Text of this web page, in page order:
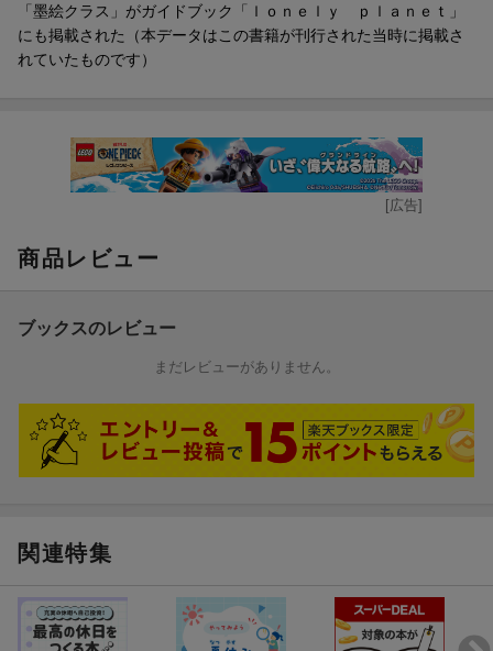
≪著者プロフィール≫
■著者：ほんくん
ンクンのネコ」シリーズは、全国の書店でオリジナルグッズも販
その他、子どもたちと楽しむ「墨絵おえかき」イベントを学校や
ショッピングモールなどで開催。過去には海外旅行者向けの「墨
た。
「墨絵クラス」がガイドブック「ｌｏｎｅｌｙ ｐｌａｎｅｔ」
にも掲載された（本データはこの書籍が刊行された当時に掲載さ
れていたものです）
[広告]
商品レビュー
ブックスのレビュー
まだレビューがありません。
関連特集